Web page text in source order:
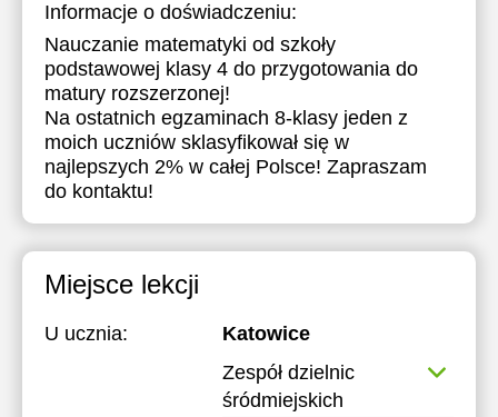
Informacje o doświadczeniu:
Nauczanie matematyki od szkoły
podstawowej klasy 4 do przygotowania do
matury rozszerzonej!
Na ostatnich egzaminach 8-klasy jeden z
moich uczniów sklasyfikował się w
najlepszych 2% w całej Polsce! Zapraszam
do kontaktu!
Miejsce lekcji
U ucznia:
Katowice
Zespół dzielnic
śródmiejskich